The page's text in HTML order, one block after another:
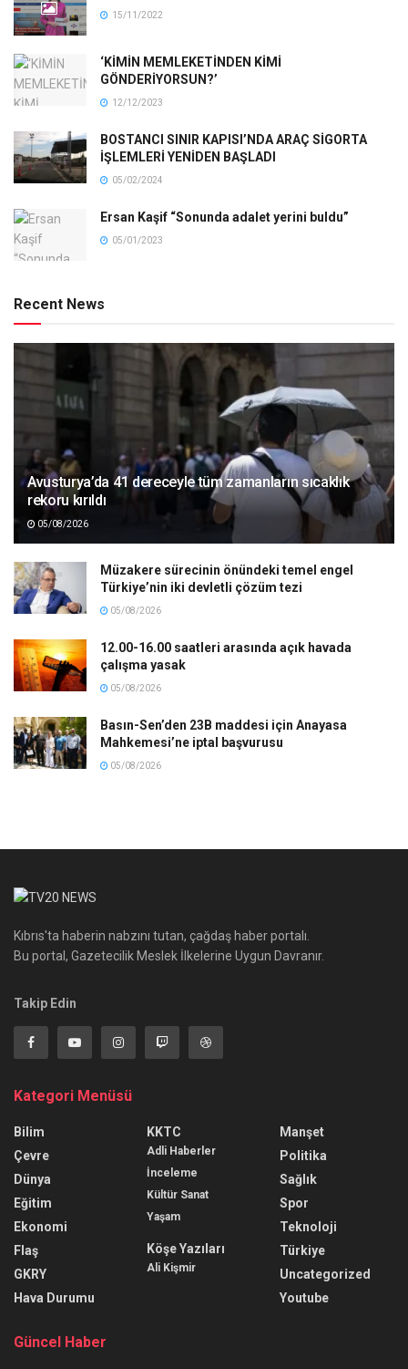
15/11/2022
‘KİMİN MEMLEKETİNDEN KİMİ
GÖNDERİYORSUN?’
12/12/2023
BOSTANCI SINIR KAPISI’NDA ARAÇ SİGORTA
İŞLEMLERİ YENİDEN BAŞLADI
05/02/2024
Ersan Kaşif “Sonunda adalet yerini buldu”
05/01/2023
Recent News
Avusturya’da 41 dereceyle tüm zamanların sıcaklık
rekoru kırıldı
05/08/2026
Müzakere sürecinin önündeki temel engel
Türkiye’nin iki devletli çözüm tezi
05/08/2026
12.00-16.00 saatleri arasında açık havada
çalışma yasak
05/08/2026
Basın-Sen’den 23B maddesi için Anayasa
Mahkemesi’ne iptal başvurusu
05/08/2026
Kıbrıs'ta haberin nabzını tutan, çağdaş haber portalı.
Bu portal, Gazetecilik Meslek İlkelerine Uygun Davranır.
Takip Edin
Kategori Menüsü
Bilim
Çevre
Dünya
Eğitim
Ekonomi
Flaş
GKRY
Hava Durumu
KKTC
Adli Haberler
İnceleme
Kültür Sanat
Yaşam
Köşe Yazıları
Ali Kişmir
Manşet
Politika
Sağlık
Spor
Teknoloji
Türkiye
Uncategorized
Youtube
Güncel Haber